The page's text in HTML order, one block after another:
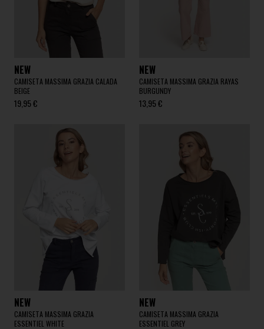
NEW
CAMISETA MASSIMA GRAZIA CALADA
BEIGE
19,95 €
NEW
CAMISETA MASSIMA GRAZIA RAYAS
BURGUNDY
13,95 €
NEW
CAMISETA MASSIMA GRAZIA
ESSENTIEL WHITE
NEW
CAMISETA MASSIMA GRAZIA
ESSENTIEL GREY